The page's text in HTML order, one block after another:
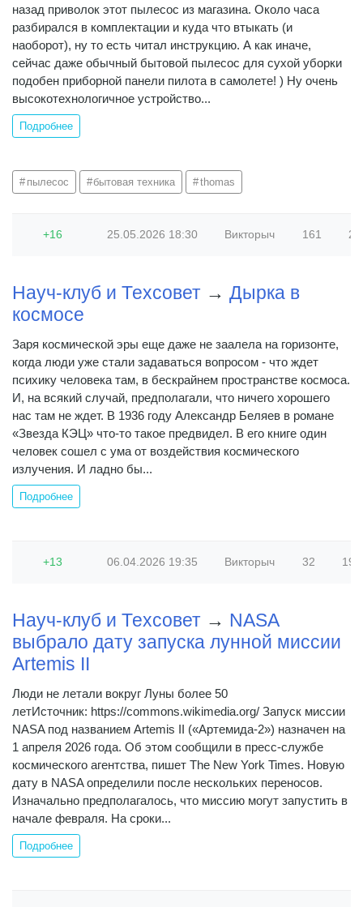
назад приволок этот пылесос из магазина. Около часа
разбирался в комплектации и куда что втыкать (и
наоборот), ну то есть читал инструкцию. А как иначе,
сейчас даже обычный бытовой пылесос для сухой уборки
подобен приборной панели пилота в самолете! ) Ну очень
высокотехнологичное устройство...
Подробнее
пылесос бытовая техника thomas
+16 25.05.2026 18:30 Викторыч 161
Науч-клуб и Техсовет → Дырка в
космосе
Заря космической эры еще даже не заалела на горизонте,
когда люди уже стали задаваться вопросом - что ждет
психику человека там, в бескрайнем пространстве космоса.
И, на всякий случай, предполагали, что ничего хорошего
нас там не ждет. В 1936 году Александр Беляев в романе
«Звезда КЭЦ» что-то такое предвидел. В его книге один
человек сошел с ума от воздействия космического
излучения. И ладно бы...
Подробнее
+13 06.04.2026 19:35 Викторыч 32
Науч-клуб и Техсовет → NASA
выбрало дату запуска лунной миссии
Artemis II
Люди не летали вокруг Луны более 50
летИсточник: https://commons.wikimedia.org/ Запуск миссии
NASA под названием Artemis II («Артемида-2») назначен на
1 апреля 2026 года. Об этом сообщили в пресс-службе
космического агентства, пишет The New York Times. Новую
дату в NASA определили после нескольких переносов.
Изначально предполагалось, что миссию могут запустить в
начале февраля. На сроки...
Подробнее